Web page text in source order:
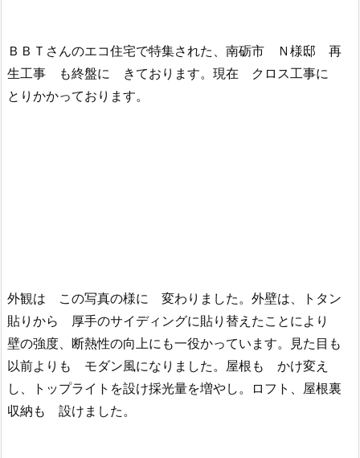
ＢＢＴさんのエコ住宅で特集された、南砺市 Ｎ様邸 再
生工事 も終盤に きております。現在 クロス工事に
とりかかっております。
外観は この写真の様に 変わりました。外壁は、トタン
貼りから 厚手のサイディングに貼り替えたことにより
壁の強度、断熱性の向上にも一役かっています。見た目も
以前よりも モダン風になりました。屋根も かけ変え
し、トップライトを設け採光量を増やし。ロフト、屋根裏
収納も 設けました。